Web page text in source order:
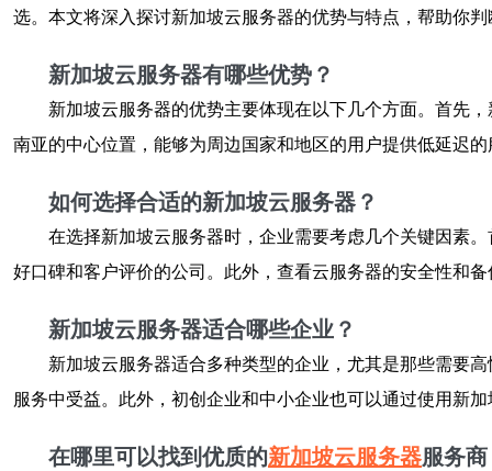
选。本文将深入探讨新加坡云服务器的优势与特点，帮助你
新加坡云服务器有哪些优势？
新加坡云服务器的优势主要体现在以下几个方面。首先
南亚的中心位置，能够为周边国家和地区的用户提供低延迟
如何选择合适的新加坡云服务器？
在选择新加坡云服务器时，企业需要考虑几个关键因素
好口碑和客户评价的公司。此外，查看云服务器的安全性和
新加坡云服务器适合哪些企业？
新加坡云服务器适合多种类型的企业，尤其是那些需要
服务中受益。此外，初创企业和中小企业也可以通过使用新
在哪里可以找到优质的新加坡云服务器服务